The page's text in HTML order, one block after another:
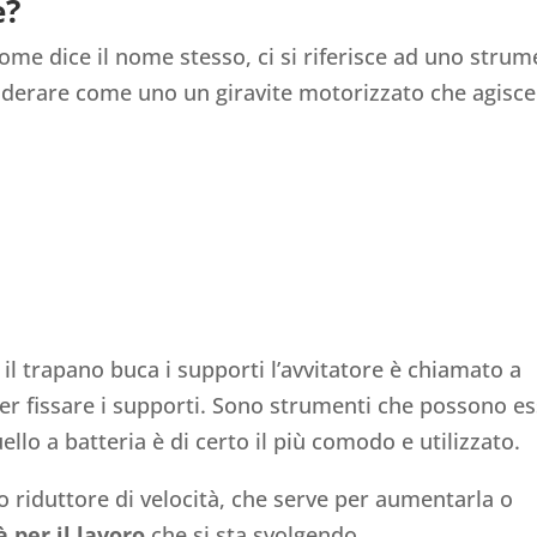
dice il nome stesso, ci si riferisce ad uno
come uno un giravite motorizzato che
trapano buca i supporti l’avvitatore è chiamato a
fissare i supporti. Sono strumenti che possono
a batteria è di certo il più comodo e utilizzato.
riduttore di velocità, che serve per aumentarla o